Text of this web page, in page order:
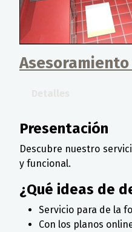
Presentación
Descubre nuestro
y funcional.
¿Qué ideas de
Servicio para de la
Con los planos